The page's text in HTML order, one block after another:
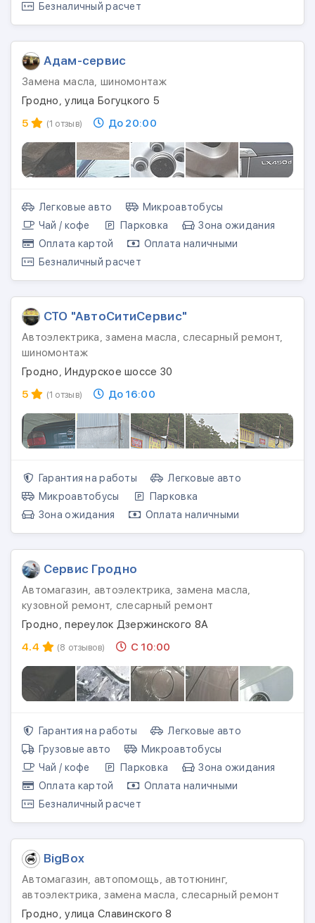
Безналичный расчет
Адам-сервис
Замена масла, шиномонтаж
Гродно, улица Богуцкого 5
5
(1 отзыв) До 20:00
Легковые авто
Микроавтобусы
Чай / кофе
Парковка
Зона ожидания
Оплата картой
Оплата наличными
Безналичный расчет
СТО "АвтоСитиСервис"
Автоэлектрика, замена масла, слесарный ремонт,
шиномонтаж
Гродно, Индурское шоссе 30
5
(1 отзыв) До 16:00
Гарантия на работы
Легковые авто
Микроавтобусы
Парковка
Зона ожидания
Оплата наличными
Сервис Гродно
Автомагазин, автоэлектрика, замена масла,
кузовной ремонт, слесарный ремонт
Гродно, переулок Дзержинского 8А
4.4
(8 отзывов) С 10:00
Гарантия на работы
Легковые авто
Грузовые авто
Микроавтобусы
Чай / кофе
Парковка
Зона ожидания
Оплата картой
Оплата наличными
Безналичный расчет
BigBox
Автомагазин, автопомощь, автотюнинг,
автоэлектрика, замена масла, слесарный ремонт
Гродно, улица Славинского 8